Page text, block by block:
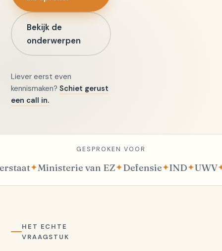
Bekijk de
onderwerpen
Liever eerst even
kennismaken?Schiet gerust
een call in.
GESPROKEN VOOR
van EZ✦Defensie✦IND✦UWV✦CBS✦
HET ECHTE
VRAAGSTUK